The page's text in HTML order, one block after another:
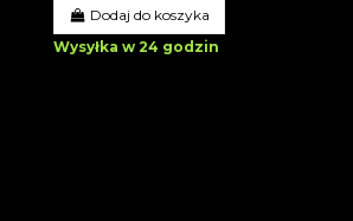
Dodaj do koszyka
Wysyłka w 24 godzin